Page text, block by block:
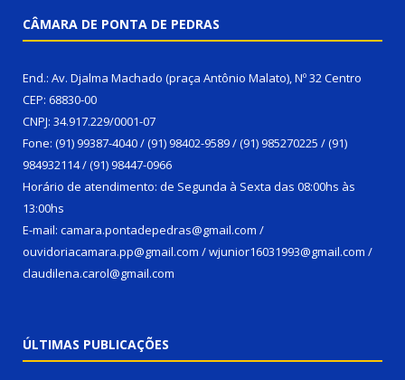
CÂMARA DE PONTA DE PEDRAS
End.: Av. Djalma Machado (praça Antônio Malato), Nº 32 Centro
CEP: 68830-00
CNPJ: 34.917.229/0001-07
Fone: (91) 99387-4040 / (91) 98402-9589 / (91) 985270225 / (91)
984932114 / (91) 98447-0966
Horário de atendimento: de Segunda à Sexta das 08:00hs às
13:00hs
E-mail: camara.pontadepedras@gmail.com /
ouvidoriacamara.pp@gmail.com / wjunior16031993@gmail.com /
claudilena.carol@gmail.com
ÚLTIMAS PUBLICAÇÕES